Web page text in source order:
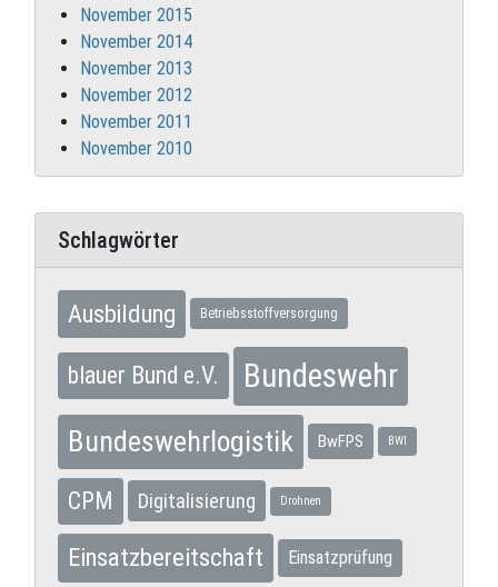
November 2015
November 2014
November 2013
November 2012
November 2011
November 2010
Schlagwörter
Ausbildung Betriebsstoffversorgung
blauer Bund e.V. Bundeswehr
Bundeswehrlogistik BwFPS BWI
CPM Digitalisierung Drohnen
Einsatzbereitschaft Einsatzprüfung